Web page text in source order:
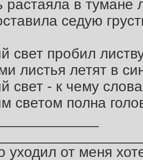
в тумане
седую
свет пробил
листья летят в
свет - к чему
светом полна
уходил от меня